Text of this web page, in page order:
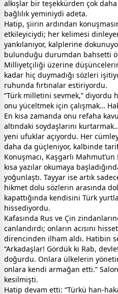
alkışlar bir teşekkürden çok
bağlılık yeminiydi adeta.
Hatip, şiirin ardından
etkileyiciydi; her kelimesi
yankılanıyor, kalplerine
bulunduğu durumdan bahsetti
Milliyetçiliği üzerine
kadar hiç duymadığı sözleri
ruhunda fırtınalar estiriyordu.
“Türk milletini sevmek,” diyordu
onu yüceltmek için çalışmak…
En kısa zamanda onu refaha
altındaki soydaşlarını
yeni ufuklar açıyordu. Her
daha da güçleniyor, kalbinde
Konuşmacı, Kaşgarlı
kısa yazılar okumaya
yoğunlaştı. Tayyar ise artık
hikmet dolu sözlerin arasında
kapattığında kendisini Türk
hissediyordu.
Kafasında Rus ve Çin
canlandırdı; onların acısını
direncinden ilham aldı. Hatibin
“Arkadaşlar! Gördük ki Rab,
doğurdu. Onlara ülkelerin
onlara kendi armağan etti.”
kesilmişti.
Hatip devam etti: “Türkü han-